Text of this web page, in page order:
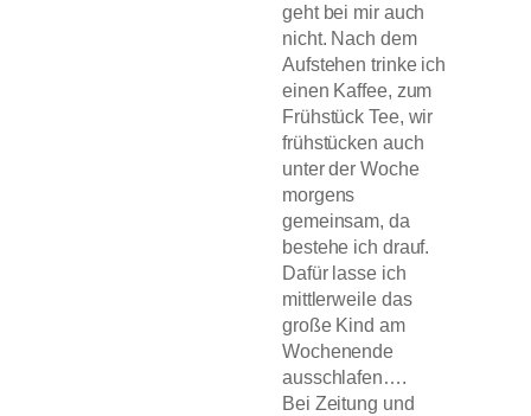
geht bei mir auch
nicht. Nach dem
Aufstehen trinke ich
einen Kaffee, zum
Frühstück Tee, wir
frühstücken auch
unter der Woche
morgens
gemeinsam, da
bestehe ich drauf.
Dafür lasse ich
mittlerweile das
große Kind am
Wochenende
ausschlafen….
Bei Zeitung und